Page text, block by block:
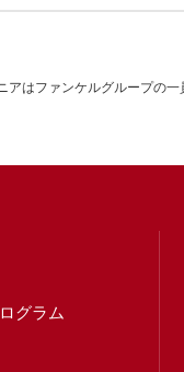
アはファンケルグループの
グラム